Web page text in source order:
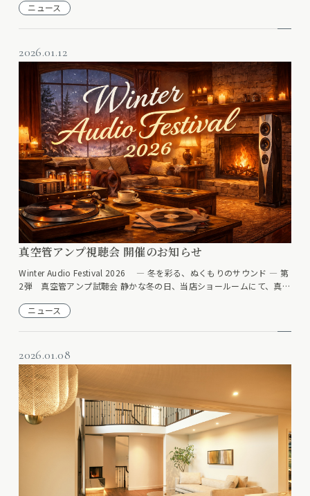
ニュース
2026.01.12
真空管アンプ視聴会 開催のお知らせ
Winter Audio Festival 2026 ― 冬を彩る、ぬくもりのサウンド ― 第
2弾 真空管アンプ試聴会 静かな冬の日、当店ショールームにて、真…
ニュース
2026.01.08